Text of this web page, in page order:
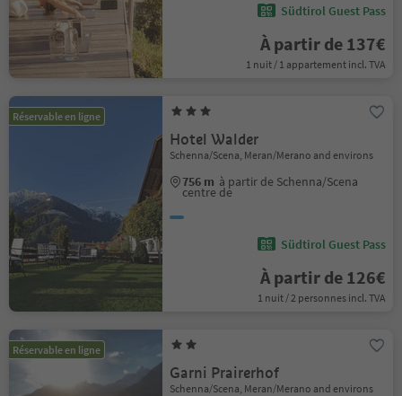
Südtirol Guest Pass
À partir de 137€
1 nuit / 1 appartement incl. TVA
Réservable en ligne
Hotel Walder
Schenna/Scena, Meran/Merano and environs
756 m à partir de Schenna/Scena
centre de
Südtirol Guest Pass
À partir de 126€
1 nuit / 2 personnes incl. TVA
Réservable en ligne
Garni Prairerhof
Schenna/Scena, Meran/Merano and environs